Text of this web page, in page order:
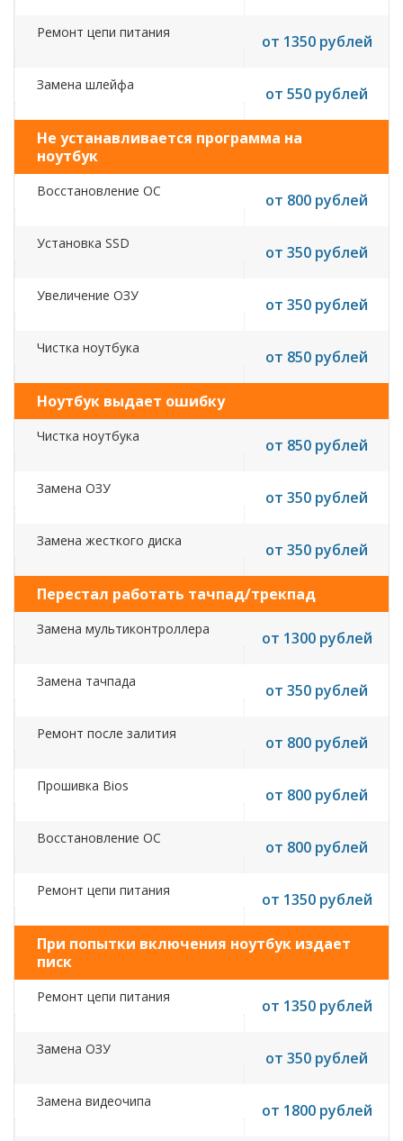
Ремонт цепи питания от 1350 рублей
Замена шлейфа от 550 рублей
Не устанавливается программа на
ноутбук
Восстановление ОС от 800 рублей
Установка SSD от 350 рублей
Увеличение ОЗУ от 350 рублей
Чистка ноутбука от 850 рублей
Ноутбук выдает ошибку
Чистка ноутбука от 850 рублей
Замена ОЗУ от 350 рублей
Замена жесткого диска от 350 рублей
Перестал работать тачпад/трекпад
Замена мультиконтроллера от 1300 рублей
Замена тачпада от 350 рублей
Ремонт после залития от 800 рублей
Прошивка Bios от 800 рублей
Восстановление ОС от 800 рублей
Ремонт цепи питания от 1350 рублей
При попытки включения ноутбук издает
писк
Ремонт цепи питания от 1350 рублей
Замена ОЗУ от 350 рублей
Замена видеочипа от 1800 рублей